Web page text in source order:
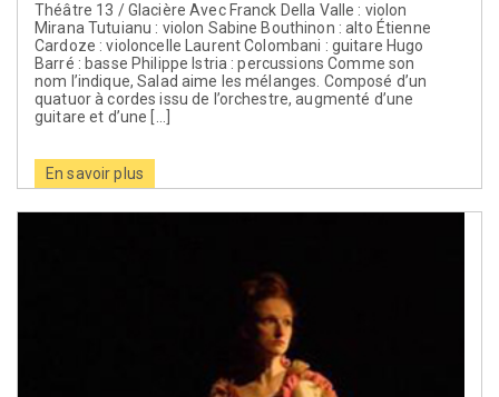
Théâtre 13 / Glacière Avec Franck Della Valle : violon
Mirana Tutuianu : violon Sabine Bouthinon : alto Étienne
Cardoze : violoncelle Laurent Colombani : guitare Hugo
Barré : basse Philippe Istria : percussions Comme son
nom l’indique, Salad aime les mélanges. Composé d’un
quatuor à cordes issu de l’orchestre, augmenté d’une
guitare et d’une […]
En savoir plus